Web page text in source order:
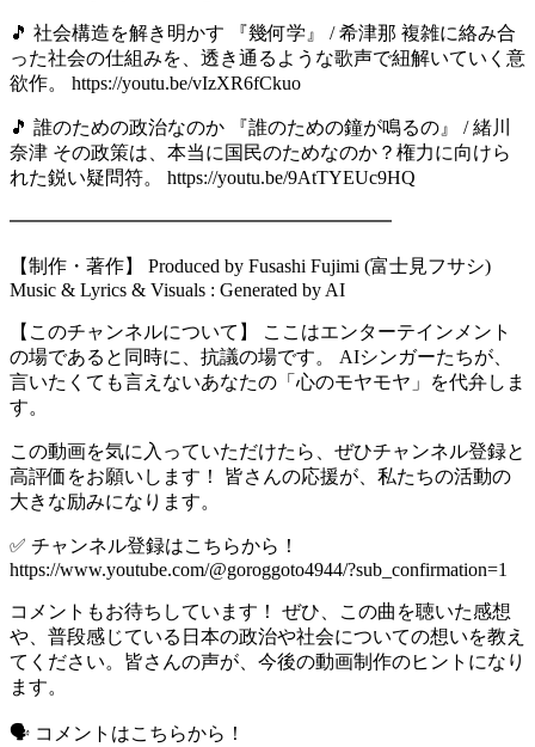
🎵 社会構造を解き明かす 『幾何学』 / 希津那 複雑に絡み合
った社会の仕組みを、透き通るような歌声で紐解いていく意
欲作。 https://youtu.be/vIzXR6fCkuo
🎵 誰のための政治なのか 『誰のための鐘が鳴るの』 / 緒川
奈津 その政策は、本当に国民のためなのか？権力に向けら
れた鋭い疑問符。 https://youtu.be/9AtTYEUc9HQ
━━━━━━━━━━━━━━━━━━━━
【制作・著作】 Produced by Fusashi Fujimi (富士見フサシ)
Music & Lyrics & Visuals : Generated by AI
【このチャンネルについて】 ここはエンターテインメント
の場であると同時に、抗議の場です。 AIシンガーたちが、
言いたくても言えないあなたの「心のモヤモヤ」を代弁しま
す。
この動画を気に入っていただけたら、ぜひチャンネル登録と
高評価をお願いします！ 皆さんの応援が、私たちの活動の
大きな励みになります。
✅ チャンネル登録はこちらから！
https://www.youtube.com/@goroggoto4944/?sub_confirmation=1
コメントもお待ちしています！ ぜひ、この曲を聴いた感想
や、普段感じている日本の政治や社会についての想いを教え
てください。皆さんの声が、今後の動画制作のヒントになり
ます。
🗣 コメントはこちらから！